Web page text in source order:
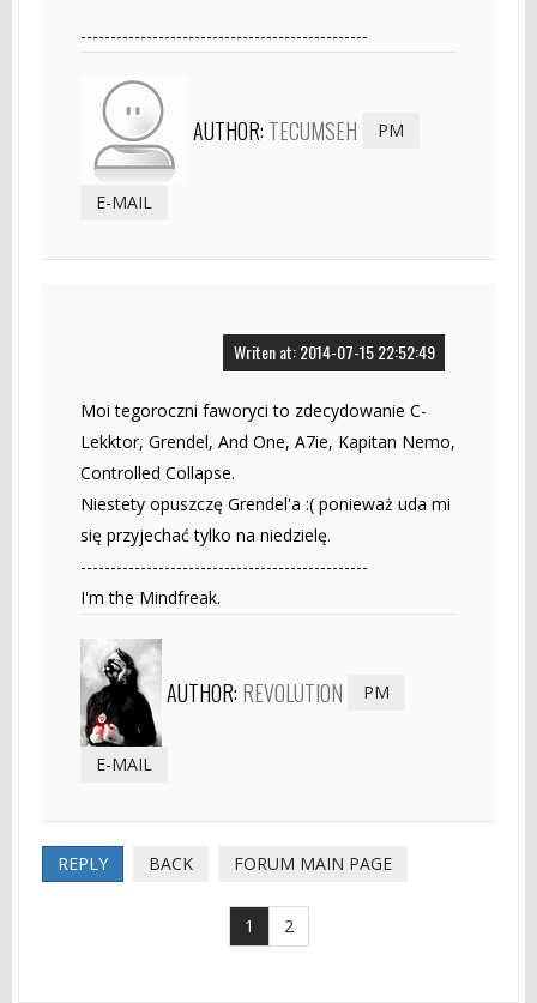
------------------------------------------------
AUTHOR: TECUMSEH PM
E-MAIL
Writen at: 2014-07-15 22:52:49
Moi tegoroczni faworyci to zdecydowanie C-
Lekktor, Grendel, And One, A7ie, Kapitan Nemo,
Controlled Collapse.
Niestety opuszczę Grendel'a :( ponieważ uda mi
się przyjechać tylko na niedzielę.
------------------------------------------------
I'm the Mindfreak.
AUTHOR: REVOLUTION PM
E-MAIL
REPLY BACK FORUM MAIN PAGE
1 2